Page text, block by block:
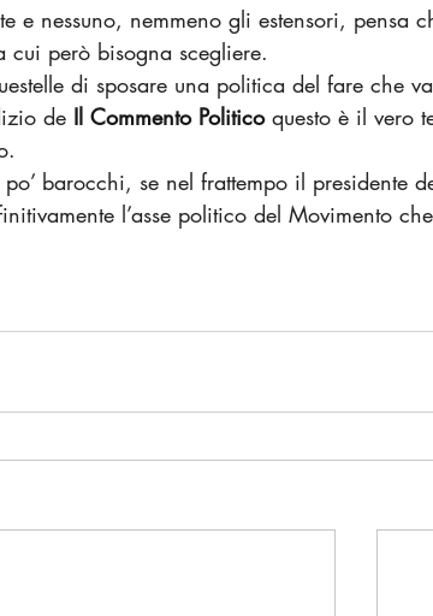
e nessuno, nemmeno gli estensori, pensa
cui però bisogna scegliere.
di sposare una politica del fare che
de Il Commento Politico questo è il vero
barocchi, se nel frattempo il presidente
l’asse politico del Movimento